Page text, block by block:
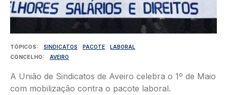
TÓPICOS SINDICATOS PACOTE
LABORAL
CONCELHO
AVEIRO
A União de Sindicatos de Aveiro celebra o 1º de Maio
com mobilização contra o pacote laboral.